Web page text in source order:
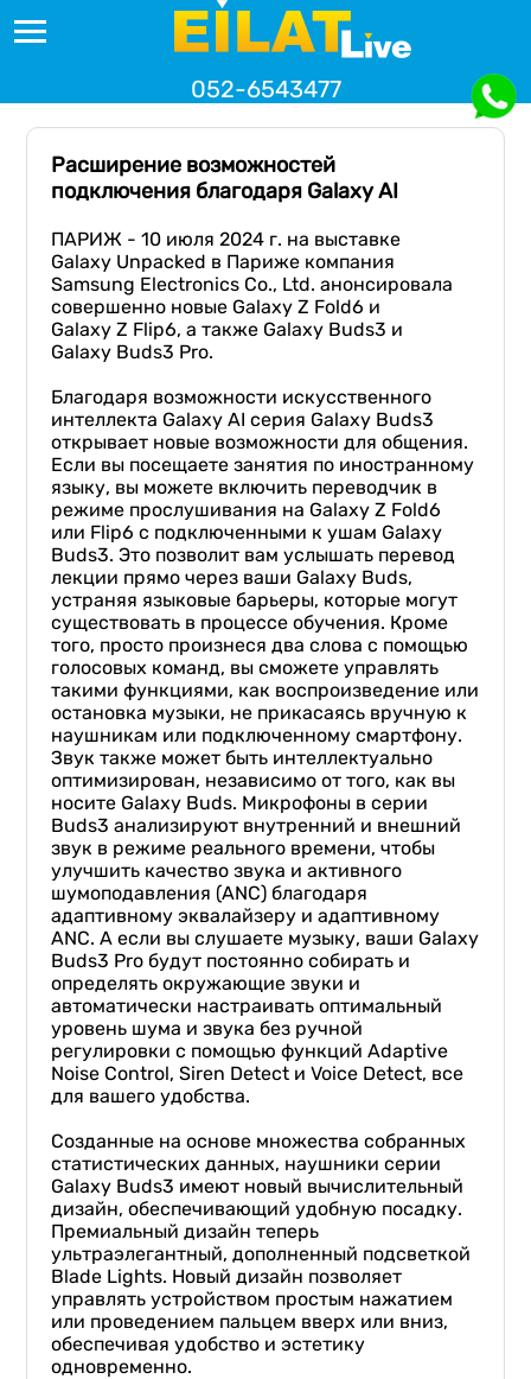
052-6543477
Расширение возможностей
подключения благодаря Galaxy AI
ПАРИЖ - 10 июля 2024 г. на выставке
Galaxy Unpacked в Париже компания
Samsung Electronics Co., Ltd. анонсировала
совершенно новые Galaxy Z Fold6 и
Galaxy Z Flip6, а также Galaxy Buds3 и
Galaxy Buds3 Pro.
Благодаря возможности искусственного
интеллекта Galaxy AI серия Galaxy Buds3
открывает новые возможности для общения.
Если вы посещаете занятия по иностранному
языку, вы можете включить переводчик в
режиме прослушивания на Galaxy Z Fold6
или Flip6 с подключенными к ушам Galaxy
Buds3. Это позволит вам услышать перевод
лекции прямо через ваши Galaxy Buds,
устраняя языковые барьеры, которые могут
существовать в процессе обучения. Кроме
того, просто произнеся два слова с помощью
голосовых команд, вы сможете управлять
такими функциями, как воспроизведение или
остановка музыки, не прикасаясь вручную к
наушникам или подключенному смартфону.
Звук также может быть интеллектуально
оптимизирован, независимо от того, как вы
носите Galaxy Buds. Микрофоны в серии
Buds3 анализируют внутренний и внешний
звук в режиме реального времени, чтобы
улучшить качество звука и активного
шумоподавления (ANC) благодаря
адаптивному эквалайзеру и адаптивному
ANC. А если вы слушаете музыку, ваши Galaxy
Buds3 Pro будут постоянно собирать и
определять окружающие звуки и
автоматически настраивать оптимальный
уровень шума и звука без ручной
регулировки с помощью функций Adaptive
Noise Control, Siren Detect и Voice Detect, все
для вашего удобства.
Созданные на основе множества собранных
статистических данных, наушники серии
Galaxy Buds3 имеют новый вычислительный
дизайн, обеспечивающий удобную посадку.
Премиальный дизайн теперь
ультраэлегантный, дополненный подсветкой
Blade Lights. Новый дизайн позволяет
управлять устройством простым нажатием
или проведением пальцем вверх или вниз,
обеспечивая удобство и эстетику
одновременно.